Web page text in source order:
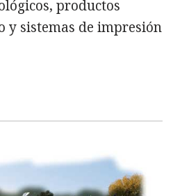
productos
y sistemas de impresión